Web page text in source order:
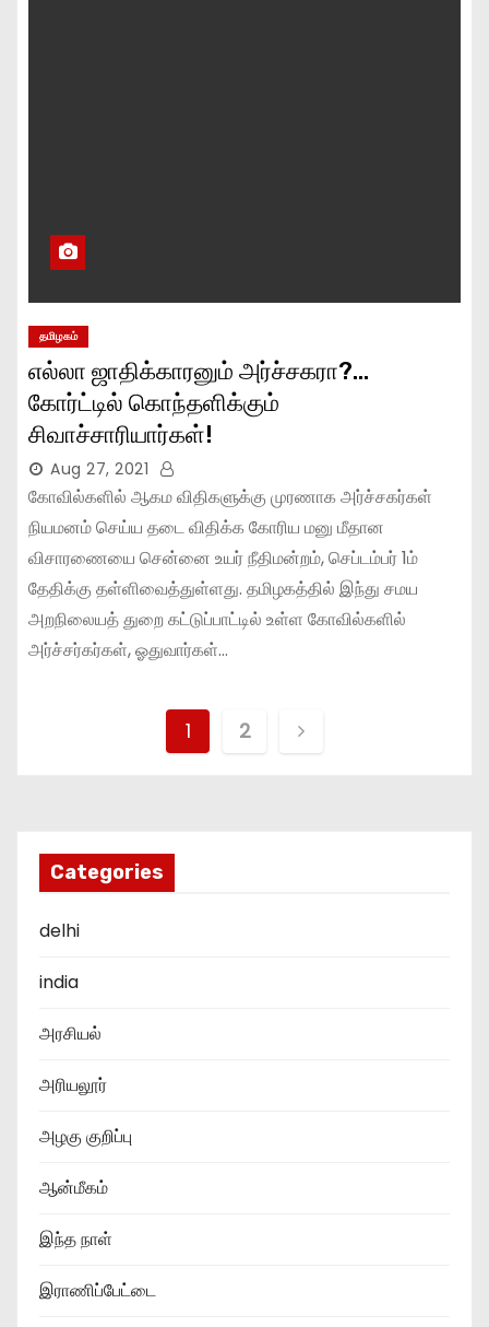
தமிழகம்
எல்லா ஜாதிக்காரனும் அர்ச்சகரா?…
கோர்ட்டில் கொந்தளிக்கும்
சிவாச்சாரியார்கள்!
Aug 27, 2021
கோவில்களில் ஆகம விதிகளுக்கு முரணாக அர்ச்சகர்கள்
நியமனம் செய்ய தடை விதிக்க கோரிய மனு மீதான
விசாரணையை சென்னை உயர் நீதிமன்றம், செப்டம்பர் 1ம்
தேதிக்கு தள்ளிவைத்துள்ளது. தமிழகத்தில் இந்து சமய
அறநிலையத் துறை கட்டுப்பாட்டில் உள்ள கோவில்களில்
அர்ச்சர்கர்கள், ஓதுவார்கள்…
t
1 2
Categories
delhi
india
அரசியல்
அரியலூர்
அழகு குறிப்பு
ஆன்மீகம்
இந்த நாள்
இராணிப்பேட்டை